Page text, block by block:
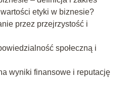
etyki w biznesie?
przez przejrzystość i
społeczną i
wyniki finansowe i reputację